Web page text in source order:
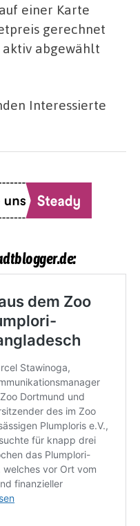
einer Karte
gerechnet
abgewählt
Interessierte